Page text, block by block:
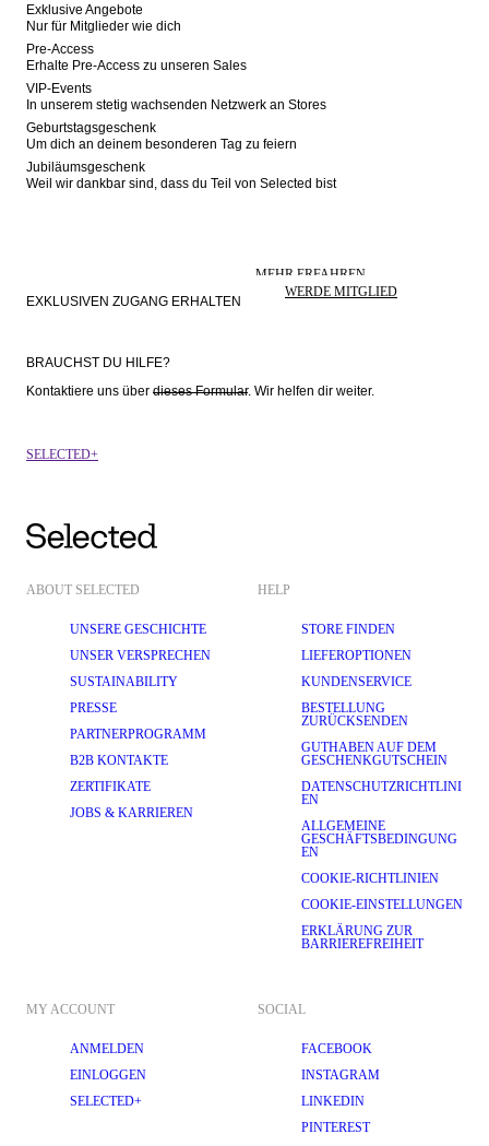
Exklusive Angebote
Nur für Mitglieder wie dich
Pre-Access
Erhalte Pre-Access zu unseren Sales
VIP-Events
In unserem stetig wachsenden Netzwerk an Stores
Geburtstagsgeschenk
Um dich an deinem besonderen Tag zu feiern
Jubiläumsgeschenk
Weil wir dankbar sind, dass du Teil von Selected bist
MEHR ERFAHREN
EXKLUSIVEN ZUGANG ERHALTEN
WERDE MITGLIED
BRAUCHST DU HILFE?
Kontaktiere uns über dieses Formular. Wir helfen dir weiter.
SELECTED+
ABOUT SELECTED
UNSERE GESCHICHTE
UNSER VERSPRECHEN
SUSTAINABILITY
PRESSE
PARTNERPROGRAMM
B2B KONTAKTE
ZERTIFIKATE
JOBS & KARRIEREN
HELP
STORE FINDEN
LIEFEROPTIONEN
KUNDENSERVICE
BESTELLUNG
ZURÜCKSENDEN
GUTHABEN AUF DEM
GESCHENKGUTSCHEIN
DATENSCHUTZRICHTLINI
EN
ALLGEMEINE
GESCHÄFTSBEDINGUNG
EN
COOKIE-RICHTLINIEN
COOKIE-EINSTELLUNGEN
ERKLÄRUNG ZUR
BARRIEREFREIHEIT
MY ACCOUNT
ANMELDEN
EINLOGGEN
SELECTED+
SOCIAL
FACEBOOK
INSTAGRAM
LINKEDIN
PINTEREST